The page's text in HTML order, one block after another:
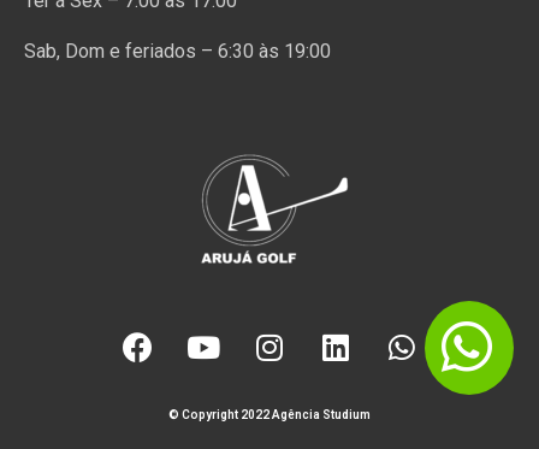
Sab, Dom e feriados – 6:30 às 19:00
© Copyright 2022 Agência Studium